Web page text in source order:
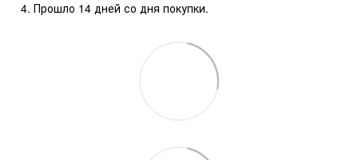
Прошло 14 дней со дня покупки.